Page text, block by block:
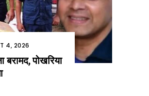
4, 2026
बरामद, पोखरिया